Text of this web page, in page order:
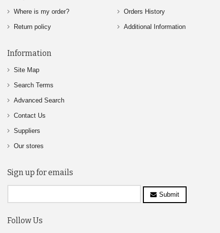
Where is my order?
Return policy
Orders History
Additional Information
Information
Site Map
Search Terms
Advanced Search
Contact Us
Suppliers
Our stores
Sign up for emails
Submit
Follow Us